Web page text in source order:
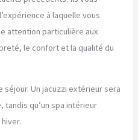
à laquelle vous
attention particulière aux
le confort et la qualité du
séjour. Un jacuzzi extérieur sera
qu’un spa intérieur